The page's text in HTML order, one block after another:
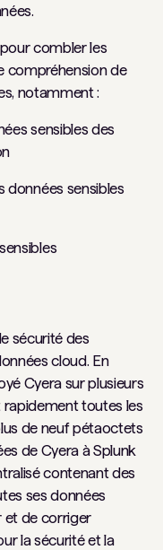
combler les
compréhension de
notamment :
sensibles des
données sensibles
sécurité des
cloud. En
Cyera sur plusieurs
toutes les
de neuf pétaoctets
de Cyera à Splunk
contenant des
ses données
et de corriger
la sécurité et la